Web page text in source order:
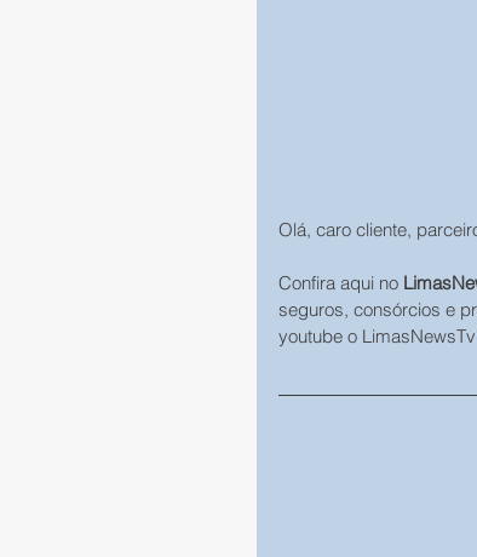
Olá, caro cliente,
Confira aqui no
seguros, consórcios e
youtube o